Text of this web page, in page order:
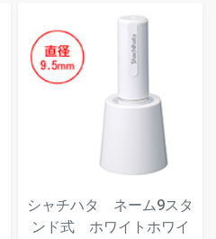
シャチハタ ネーム9スタ
ンド式 ホワイトホワイ